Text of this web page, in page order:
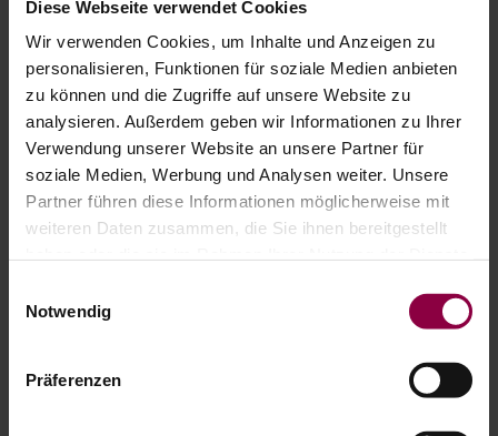
Diese Webseite verwendet Cookies
Wir verwenden Cookies, um Inhalte und Anzeigen zu
personalisieren, Funktionen für soziale Medien anbieten
zu können und die Zugriffe auf unsere Website zu
analysieren. Außerdem geben wir Informationen zu Ihrer
Verwendung unserer Website an unsere Partner für
soziale Medien, Werbung und Analysen weiter. Unsere
Partner führen diese Informationen möglicherweise mit
weiteren Daten zusammen, die Sie ihnen bereitgestellt
Notwendig
Präferenzen
Das könnte Sie auch interessieren